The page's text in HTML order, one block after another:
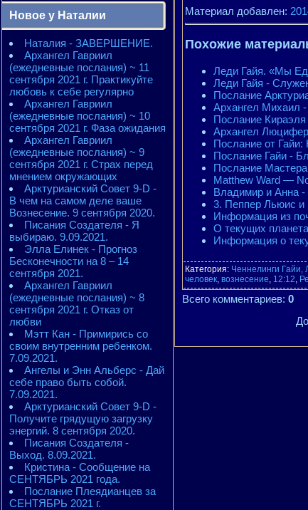
2010 - энергии месяцев
2010 - ЭНЕРГИИ года
2011 - энергии месяцев
2011 - ЭНЕРГИИ года
2012 - энергии месяцев
2012 - ЭНЕРГИИ года
2013 - энергии месяцев
2013 - ЭНЕРГИИ года
2014 - энергии месяцев
2014 - ЭНЕРГИИ года
2015 - энергии месяцев
2015 - ЭНЕРГИИ года
Новое у Наталии
Наталия - ЗАВЕРШЕНИЕ.
Архангел Гавриил
(ежедневные послания) ~ 11
сентября 2021 г. Практикуйте
любовь к себе регулярно
Архангел Гавриил
(ежедневные послания) ~ 10
сентября 2021 г. Фаза ожидания
Архангел Гавриил
(ежедневные послания) ~ 9
сентября 2021 г. Страх перед
мнением окружающих
Арктурианский Совет 9-D -
В чем на самом деле ваше
Вознесение. 9 сентября 2020.
Писания Создателя - Я
выбираю. 9.09.2021.
Элла Елинек - Прогноз
Бесконечности на 8 – 14
сентября 2021.
Архангел Гавриил
(ежедневные послания) ~ 8
сентября 2021 г. Отказ от
любви
Мэтт Кан - Примирись со
своим внутренним ребенком.
7.09.2021.
Ангелы и Энн Альберс - Дай
себе право быть собой.
7.09.2021.
Арктурианский Совет 9-D -
Получите грядущую загрузку
энергий. 8 сентября 2020.
Писания Создателя -
Выход. 8.09.2021.
Кристина - Сообщение на
СЕНТЯБРЬ 2021 года.
Послание Плеядианцев за
СЕНТЯБРЬ 2021 г.
Материал добавлен:
Похожие
Леди Гайя. «Мы
Леди Гайя -
Послание
Архангел Михаил -
Послание
Архангел
Послание от Гайи:
Послание Гайи -
Послание
Matthew Ward —
Владимир и Анна
3. Пеппер Льюис и
Информация из
О текущих
Информация о
Категория: Ченнелинги Гайи,
человек, вознесение, 12:12,
Всего комментариев: 0